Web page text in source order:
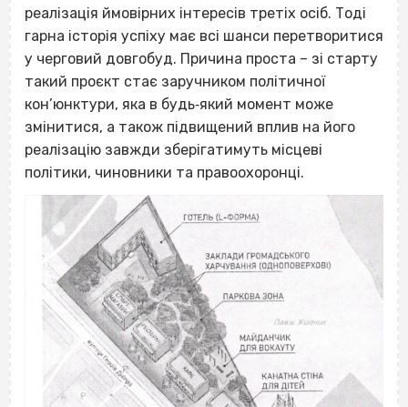
реалізація ймовірних інтересів третіх осіб. Тоді
гарна історія успіху має всі шанси перетворитися
у черговий довгобуд. Причина проста – зі старту
такий проєкт стає заручником політичної
кон’юнктури, яка в будь‐який момент може
змінитися, а також підвищений вплив на його
реалізацію завжди зберігатимуть місцеві
політики, чиновники та правоохоронці.